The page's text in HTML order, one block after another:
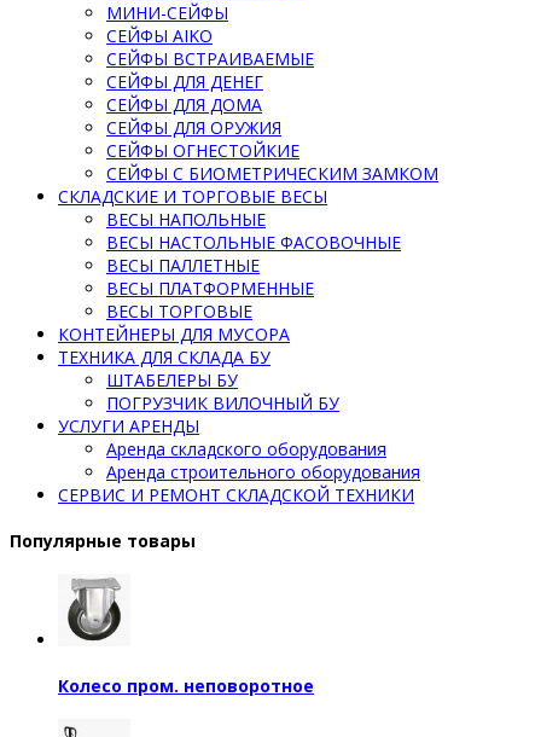
МИНИ-СЕЙФЫ
СЕЙФЫ AIKO
СЕЙФЫ ВСТРАИВАЕМЫЕ
СЕЙФЫ ДЛЯ ДЕНЕГ
СЕЙФЫ ДЛЯ ДОМА
СЕЙФЫ ДЛЯ ОРУЖИЯ
СЕЙФЫ ОГНЕСТОЙКИЕ
СЕЙФЫ С БИОМЕТРИЧЕСКИМ ЗАМКОМ
СКЛАДСКИЕ И ТОРГОВЫЕ ВЕСЫ
ВЕСЫ НАПОЛЬНЫЕ
ВЕСЫ НАСТОЛЬНЫЕ ФАСОВОЧНЫЕ
ВЕСЫ ПАЛЛЕТНЫЕ
ВЕСЫ ПЛАТФОРМЕННЫЕ
ВЕСЫ ТОРГОВЫЕ
КОНТЕЙНЕРЫ ДЛЯ МУСОРА
ТЕХНИКА ДЛЯ СКЛАДА БУ
ШТАБЕЛЕРЫ БУ
ПОГРУЗЧИК ВИЛОЧНЫЙ БУ
УСЛУГИ АРЕНДЫ
Аренда складского оборудования
Аренда строительного оборудования
СЕРВИС И РЕМОНТ СКЛАДСКОЙ ТЕХНИКИ
Популярные товары
Колесо пром. неповоротное